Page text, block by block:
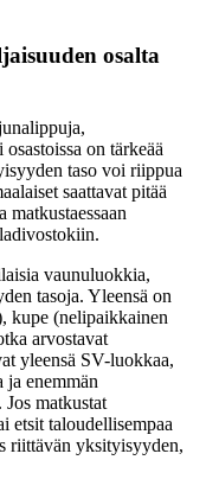
osalta
on tärkeää
taso voi riippua
saattavat pitää
matkustaessaan
vaunuluokkia,
tasoja. Yleensä on
kupe (nelipaikkainen
arvostavat
yleensä SV-luokkaa,
ja enemmän
matkustat
etsit taloudellisempaa
riittävän yksityisyyden,